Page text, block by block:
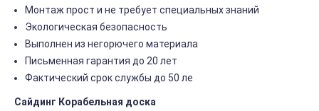
Монтаж прост и не требует специальных знаний
Экологическая безопасность
Выполнен из негорючего материала
Письменная гарантия до 20 лет
Фактический срок службы до 50 ле
Сайдинг Корабельная доска